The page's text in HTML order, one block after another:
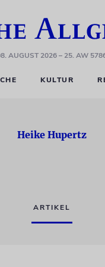
AUGUST 2026– 25. AW
KULTUR
Heike Hupertz
ARTIKEL